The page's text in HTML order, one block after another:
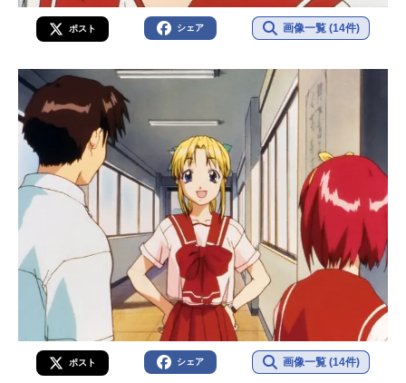
ポスト シェア 画像一覧 (14件)
ポスト シェア 画像一覧 (14件)